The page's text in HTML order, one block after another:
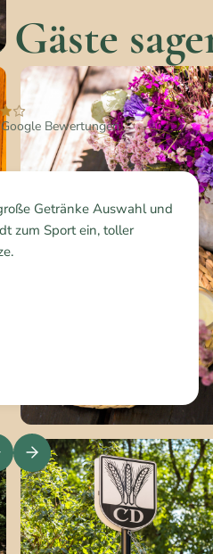
Bewertungen
Getränke Auswahl und
zum Sport ein, toller